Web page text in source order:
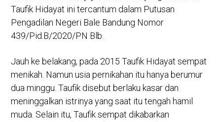
Taufik Hidayat ini tercantum dalam Putusan
Pengadilan Negeri Bale Bandung Nomor
439/Pid.B/2020/PN Blb.
Jauh ke belakang, pada 2015 Taufik Hidayat sempat
menikah. Namun usia pernikahan itu hanya berumur
dua minggu. Taufik disebut berlaku kasar dan
meninggalkan istrinya yang saat itu tengah hamil
muda. Selain itu, Taufik sempat dikabarkan